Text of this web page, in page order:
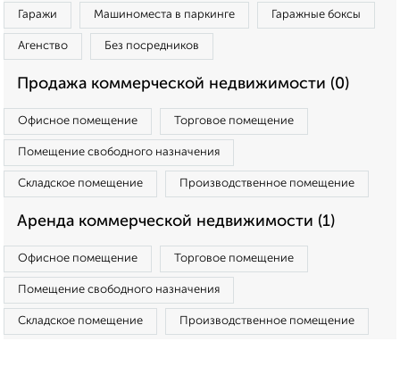
Гаражи Машиноместа в паркинге Гаражные боксы
Агенство Без посредников
Продажа коммерческой недвижимости (0)
Офисное помещение Торговое помещение
Помещение свободного назначения
Складское помещение Производственное помещение
Аренда коммерческой недвижимости (1)
Офисное помещение Торговое помещение
Помещение свободного назначения
Складское помещение Производственное помещение